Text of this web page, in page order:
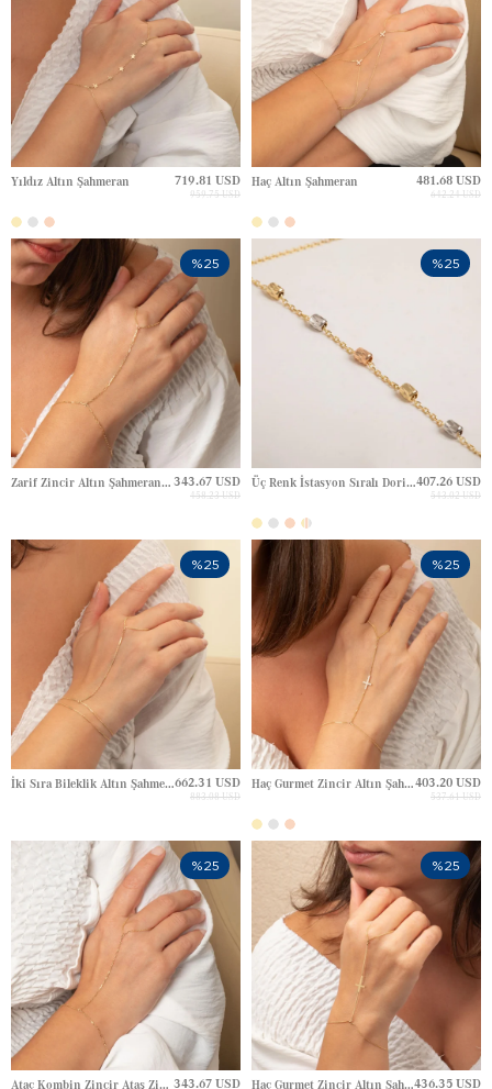
Yıldız Altın Şahmeran 719.81 USD
959.75 USD
Haç Altın Şahmeran 481.68 USD
642.24 USD
Zarif Zincir Altın Şahmeran Bileklik 343.67 USD
458.23 USD
%25
Üç Renk İstasyon Sıralı Dorikalı Altın Şahmeran407.26 USD
543.02 USD
%25
İki Sıra Bileklik Altın Şahmeran662.31 USD
883.08 USD
%25
Haç Gurmet Zincir Altın Şahmeran403.20 USD
537.61 USD
%25
Ataç Kombin Zincir Ataş Zincir Altın Şahmeran 343.67 USD
%25
Haç Gurmet Zincir Altın Şahmeran436.35 USD
%25